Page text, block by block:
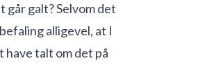
går galt? Selvom det
alligevel, at I
talt om det på